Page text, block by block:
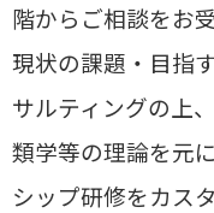
階からご相談をお
現状の課題・目指
サルティングの上、
類学等の理論を元
シップ研修をカス